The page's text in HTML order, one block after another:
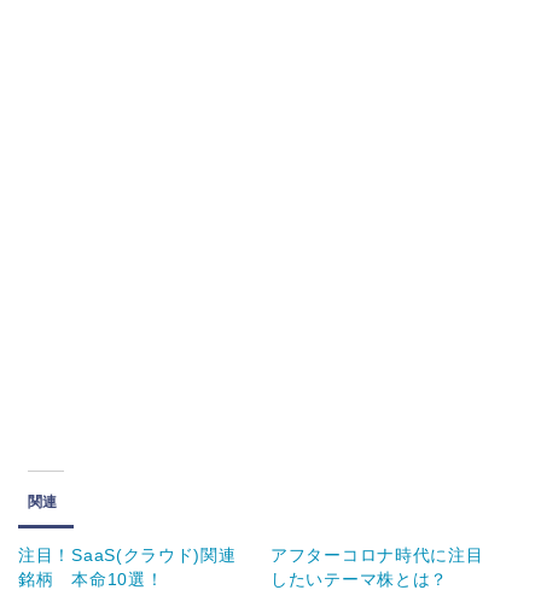
関連
注目！SaaS(クラウド)関連
銘柄 本命10選！
アフターコロナ時代に注目
したいテーマ株とは？